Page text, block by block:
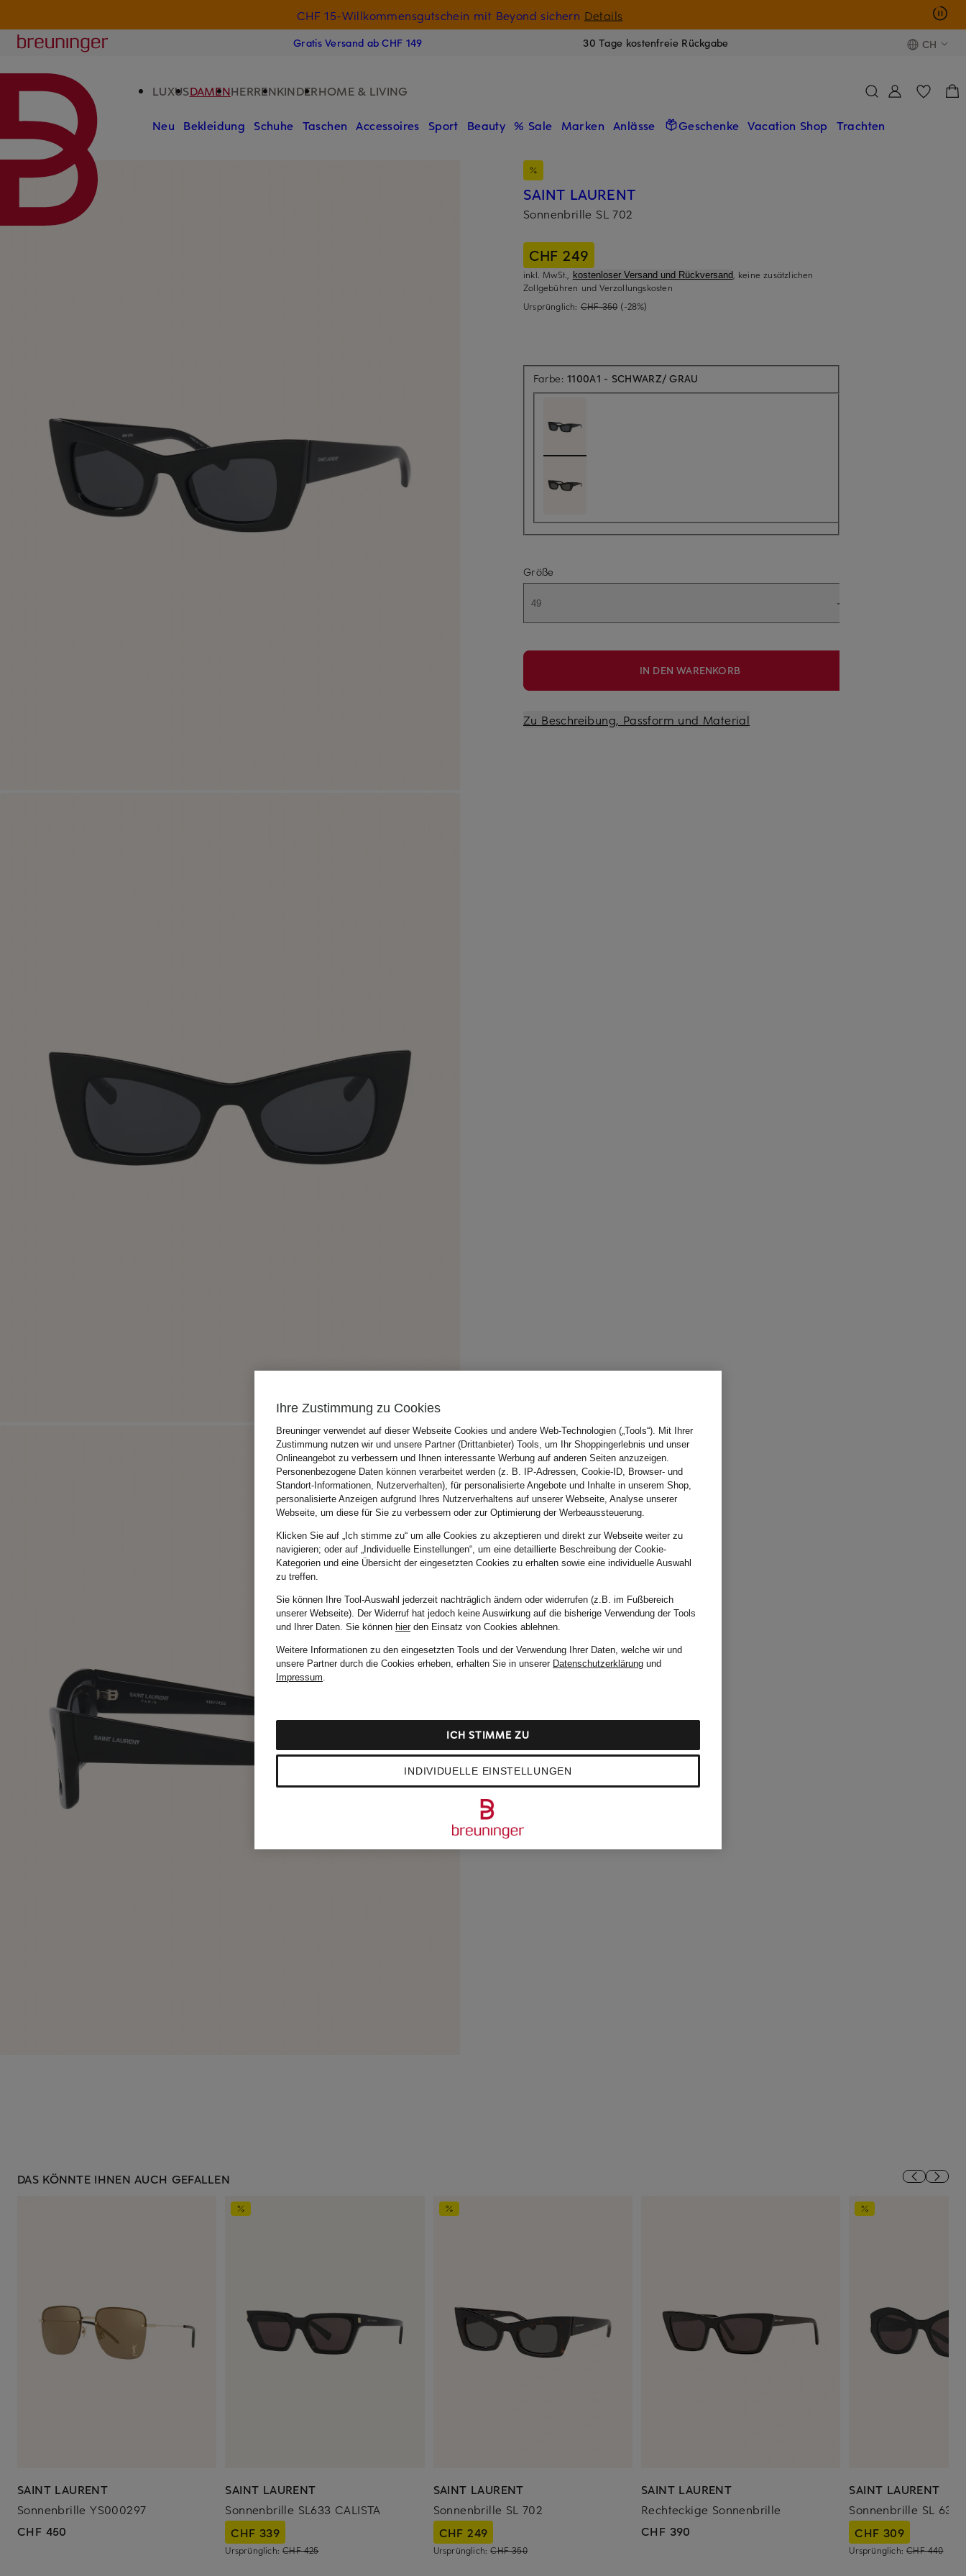
CHF 15-Willkommensgutschein mit Beyond sichern Details
Breuninger
Gratis Versand ab CHF 149 30 Tage kostenfreie Rückgabe CH
LUXUSDAMENHERRENKINDERHOME & LIVING
Neu Bekleidung Schuhe Taschen Accessoires Sport Beauty % Sale Marken Anlässe Geschenke Vacation Shop Trachten
SAINT LAURENT
Sonnenbrille SL 702
CHF 249
inkl. MwSt., kostenloser Versand und Rückversand, keine zusätzlichen
Zollgebühren und Verzollungskosten
Ursprünglich: CHF 350 (-28%)
Farbe:1100A1 - SCHWARZ/ GRAU
Größe
49
IN DEN WARENKORB
Zu Beschreibung, Passform und Material
DAS KÖNNTE IHNEN AUCH GEFALLEN
SAINT LAURENT
Sonnenbrille YS000297
CHF 450
SAINT LAURENT
Sonnenbrille SL633 CALISTA
CHF 339
Ursprünglich:CHF 425
SAINT LAURENT
Sonnenbrille SL 702
CHF 249
Ursprünglich:CHF 350
SAINT LAURENT
Rechteckige Sonnenbrille
CHF 390
SAINT LAURENT
Sonnenbrille SL 639
CHF 309
Ursprünglich:CHF 440
Ihre Zustimmung zu Cookies
Breuninger verwendet auf dieser Webseite Cookies und andere Web-Technologien („Tools“). Mit Ihrer
Zustimmung nutzen wir und unsere Partner (Drittanbieter) Tools, um Ihr Shoppingerlebnis und unser
Onlineangebot zu verbessern und Ihnen interessante Werbung auf anderen Seiten anzuzeigen.
Personenbezogene Daten können verarbeitet werden (z. B. IP-Adressen, Cookie-ID, Browser- und
Standort-Informationen, Nutzerverhalten), für personalisierte Angebote und Inhalte in unserem Shop,
personalisierte Anzeigen aufgrund Ihres Nutzerverhaltens auf unserer Webseite, Analyse unserer
Webseite, um diese für Sie zu verbessern oder zur Optimierung der Werbeaussteuerung.
Klicken Sie auf „Ich stimme zu“ um alle Cookies zu akzeptieren und direkt zur Webseite weiter zu
navigieren; oder auf „Individuelle Einstellungen“, um eine detaillierte Beschreibung der Cookie-
Kategorien und eine Übersicht der eingesetzten Cookies zu erhalten sowie eine individuelle Auswahl
zu treffen.
Sie können Ihre Tool-Auswahl jederzeit nachträglich ändern oder widerrufen (z.B. im Fußbereich
unserer Webseite). Der Widerruf hat jedoch keine Auswirkung auf die bisherige Verwendung der Tools
und Ihrer Daten. Sie können hierden Einsatz von Cookies ablehnen.
Weitere Informationen zu den eingesetzten Tools und der Verwendung Ihrer Daten, welche wir und
unsere Partner durch die Cookies erheben, erhalten Sie in unserer Datenschutzerklärung und
Impressum.
INDIVIDUELLE EINSTELLUNGEN
ICH STIMME ZU